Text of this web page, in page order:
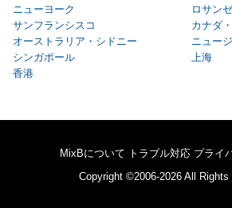
ニューヨーク
ロサン
サンフランシスコ
カナダ
オーストラリア・シドニー
ニュー
シンガポール
上海
香港
MixBについて トラブル対応 プライ
Copyright ©2006-2026 All Rights